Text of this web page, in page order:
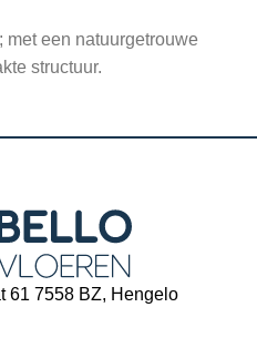
een natuurgetrouwe
structuur.
61 7558 BZ, Hengelo